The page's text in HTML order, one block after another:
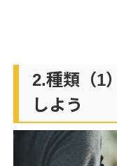
2.種類（1
しよう